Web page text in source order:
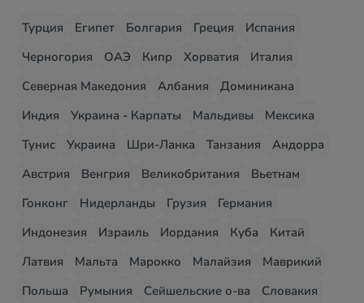
Турция Египет Болгария Греция
Испания
Черногория
ОАЭ Кипр Хорватия
Италия
Северная Македония
Албания
Доминикана
Индия
Украина - Карпаты Мальдивы
Мексика
Тунис
Украина Шри-Ланка Танзания
Андорра
Австрия
Венгрия Великобритания
Вьетнам
Гонконг
Нидерланды Грузия
Германия
Индонезия
Израиль Иордания Куба
Китай
Латвия
Мальта Марокко Малайзия
Маврикий
Польша
Румыния Сейшельские о-ва
Словакия